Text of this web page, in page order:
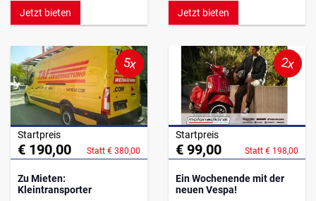
Jetzt bieten Jetzt bieten
5x
Startpreis
€ 190,00 Statt € 380,00
Zu Mieten:
Kleintransporter
2x
Startpreis
€ 99,00 Statt € 198,00
Ein Wochenende mit der
neuen Vespa!